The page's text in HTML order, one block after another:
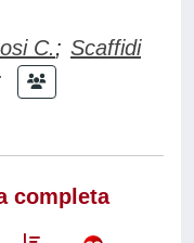
C.; Scaffidi
completa